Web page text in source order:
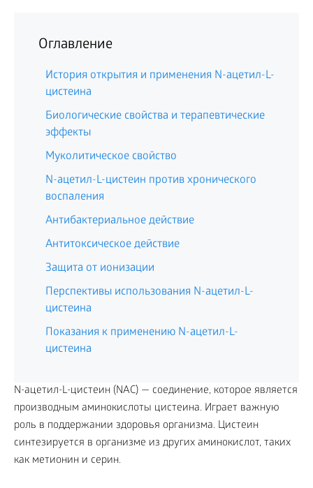
Оглавление
История открытия и применения N-ацетил-L-
цистеина
Биологические свойства и терапевтические
эффекты
Муколитическое свойство
N-ацетил-L-цистеин против хронического
воспаления
Антибактериальное действие
Антитоксическое действие
Защита от ионизации
Перспективы использования N-ацетил-L-
цистеина
Показания к применению N-ацетил-L-
цистеина
N-ацетил-L-цистеин (NAC) — соединение, которое является
производным аминокислоты цистеина. Играет важную
роль в поддержании здоровья организма. Цистеин
синтезируется в организме из других аминокислот, таких
как метионин и серин.